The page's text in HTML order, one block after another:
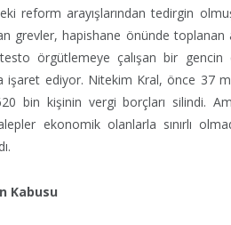
reform arayışlarından tedirgin
grevler, hapishane önünde toplanan
örgütlemeye çalışan bir gencin
işaret ediyor. Nitekim Kral, önce 37
bin kişinin vergi borçları silindi.
ekonomik olanlarla sınırlı
Kabusu